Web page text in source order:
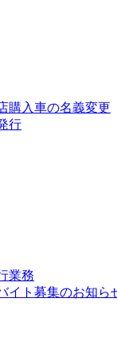
購入車の名義変更
行
業務
イト募集のお知ら